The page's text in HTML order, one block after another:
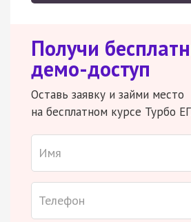
Получи
демо-доступ
Оставь заявку и займи место
на бесплатном курсе Турбо